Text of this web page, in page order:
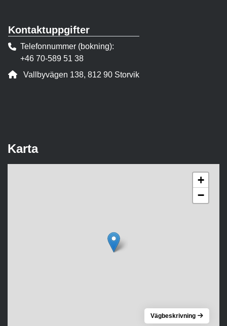
Kontaktuppgifter
Telefonnummer (bokning)
+46 70-589 51 38
Adress:
Vallbyvägen 138, 812 90 Storvik
Karta
+
−
Vägbeskrivning